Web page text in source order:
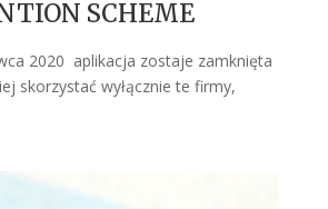
SCHEME
2020 aplikacja zostaje zamknięta
skorzystać wyłącznie te firmy,